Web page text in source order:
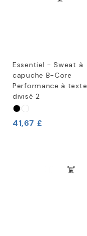
Essentiel - Sweat à
capuche B-Core
Performance à texte
divisé 2
41,67 £